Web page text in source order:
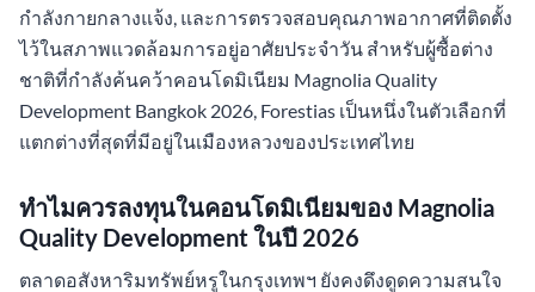
กำลังกายกลางแจ้ง, และการตรวจสอบคุณภาพอากาศที่ติดตั้ง
ไว้ในสภาพแวดล้อมการอยู่อาศัยประจำวัน สำหรับผู้ซื้อต่าง
ชาติที่กำลังค้นคว้าคอนโดมิเนียม Magnolia Quality
Development Bangkok 2026, Forestias เป็นหนึ่งในตัวเลือกที่
แตกต่างที่สุดที่มีอยู่ในเมืองหลวงของประเทศไทย
ทำไมควรลงทุนในคอนโดมิเนียมของ Magnolia
Quality Development ในปี 2026
ตลาดอสังหาริมทรัพย์หรูในกรุงเทพฯ ยังคงดึงดูดความสนใจ